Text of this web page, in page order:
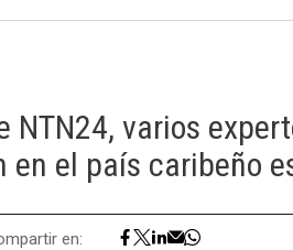
NTN24, varios
el país caribeño
en: